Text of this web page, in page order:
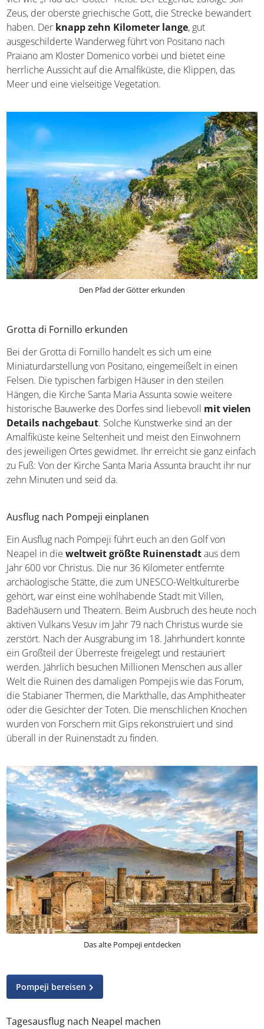
Zeus, der oberste griechische Gott, die Strecke bewandert
haben. Der knapp zehn Kilometer lange, gut
ausgeschilderte Wanderweg führt von Positano nach
Praiano am Kloster Domenico vorbei und bietet eine
herrliche Aussicht auf die Amalfiküste, die Klippen, das
Meer und eine vielseitige Vegetation.
Den Pfad der Götter erkunden
Grotta di Fornillo erkunden
Bei der Grotta di Fornillo handelt es sich um eine
Miniaturdarstellung von Positano, eingemeißelt in einen
Felsen. Die typischen farbigen Häuser in den steilen
Hängen, die Kirche Santa Maria Assunta sowie weitere
historische Bauwerke des Dorfes sind liebevoll mit vielen
Details nachgebaut. Solche Kunstwerke sind an der
Amalfiküste keine Seltenheit und meist den Einwohnern
des jeweiligen Ortes gewidmet. Ihr erreicht sie ganz einfach
zu Fuß: Von der Kirche Santa Maria Assunta braucht ihr nur
zehn Minuten und seid da.
Ausflug nach Pompeji einplanen
Ein Ausflug nach Pompeji führt euch an den Golf von
Neapel in dieweltweit größte Ruinenstadtaus dem
Jahr 600 vor Christus. Die nur 36 Kilometer entfernte
archäologische Stätte, die zum UNESCO-Weltkulturerbe
gehört, war einst eine wohlhabende Stadt mit Villen,
Badehäusern und Theatern. Beim Ausbruch des heute noch
aktiven Vulkans Vesuv im Jahr 79 nach Christus wurde sie
zerstört. Nach der Ausgrabung im 18. Jahrhundert konnte
ein Großteil der Überreste freigelegt und restauriert
werden. Jährlich besuchen Millionen Menschen aus aller
Welt die Ruinen des damaligen Pompejis wie das Forum,
die Stabianer Thermen, die Markthalle, das Amphitheater
oder die Gesichter der Toten. Die menschlichen Knochen
wurden von Forschern mit Gips rekonstruiert und sind
überall in der Ruinenstadt zu finden.
Das alte Pompeji entdecken
Pompeji bereisen
Tagesausflug nach Neapel machen